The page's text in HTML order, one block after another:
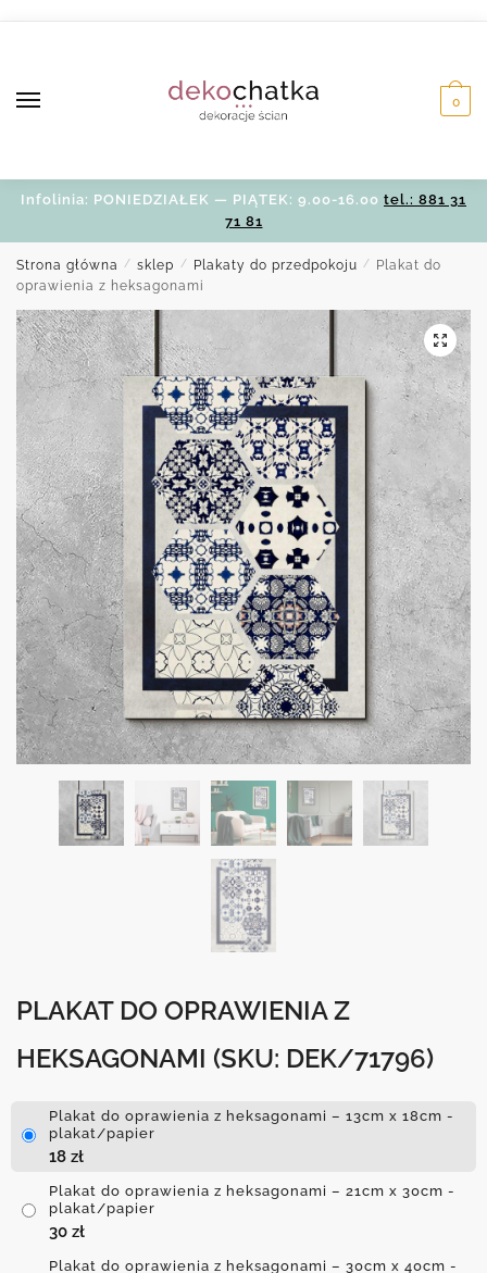
0
Infolinia: PONIEDZIAŁEK — PIĄTEK: 9.00-16.00 tel.: 881 31
71 81
Strona główna / sklep / Plakaty do przedpokoju /
Plakat do
oprawienia z heksagonami
PLAKAT DO OPRAWIENIA Z
HEKSAGONAMI (SKU: DEK/71796)
Plakat do oprawienia z heksagonami – 13cm x 18cm -
plakat/papier
18 zł
Plakat do oprawienia z heksagonami – 21cm x 30cm -
plakat/papier
30 zł
Plakat do oprawienia z heksagonami – 30cm x 40cm -